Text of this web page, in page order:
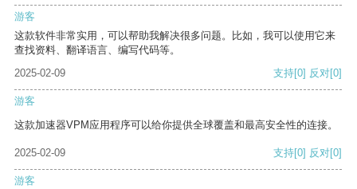
游客
这款软件非常实用，可以帮助我解决很多问题。比如，我可以使用它来
查找资料、翻译语言、编写代码等。
2025-02-09
支持[0] 反对[0]
游客
这款加速器VPM应用程序可以给你提供全球覆盖和最高安全性的连接。
2025-02-09 支持[0] 反对[0]
游客